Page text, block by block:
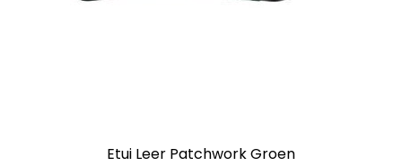
Etui Leer Patchwork Groen